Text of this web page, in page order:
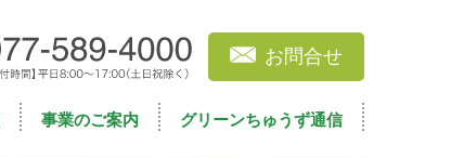
お問合せ
事業のご案内 グリーンちゅうず通信